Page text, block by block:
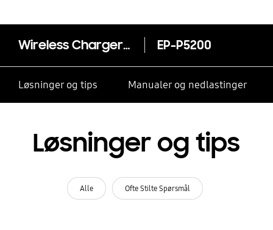
Wireless Charger Duo Pad EP-P5200
Løsninger og tips Manualer og nedlastinger
Løsninger og tips
Alle Ofte Stilte Spørsmål